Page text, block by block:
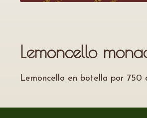
Lemoncello
Lemoncello en botella por 750